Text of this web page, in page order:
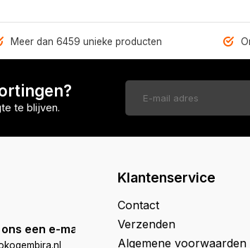
Meer dan 6459 unieke producten
te blijven.
een e-mail
Klantenservice
Contact
Verzenden
Algemene voorwaarden